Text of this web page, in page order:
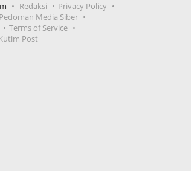
Redaksi
Privacy Policy
Pedoman Media Siber
Terms of Service
Post